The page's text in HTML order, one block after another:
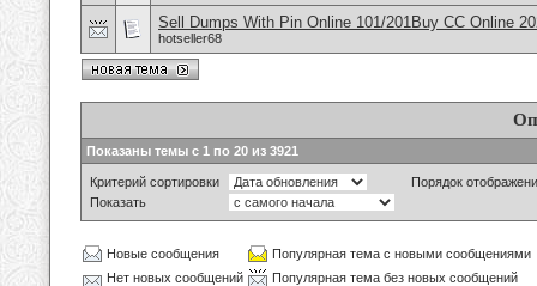
Sell Dumps With Pin Online 101/201Buy CC Online
hotseller68
Показаны темы с 1 по 20 из 3921
Критерий сортировки
Порядок
Показать
Новые сообщения
Популярная тема с новыми сообщениями
Нет новых сообщений
Популярная тема без новых сообщений